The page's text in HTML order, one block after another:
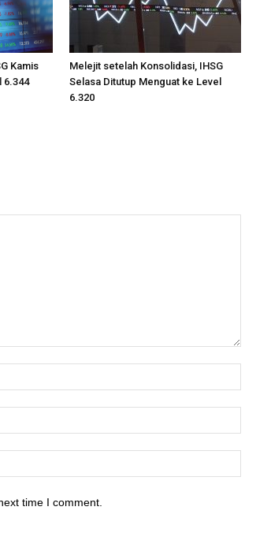
Kamis
6.344
Melejit setelah Konsolidasi, IHSG
Selasa Ditutup Menguat ke Level
6.320
time I comment.